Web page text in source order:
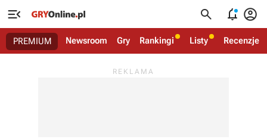
   
PREMIUM Newsroom Gry Rankingi Listy Recenzje